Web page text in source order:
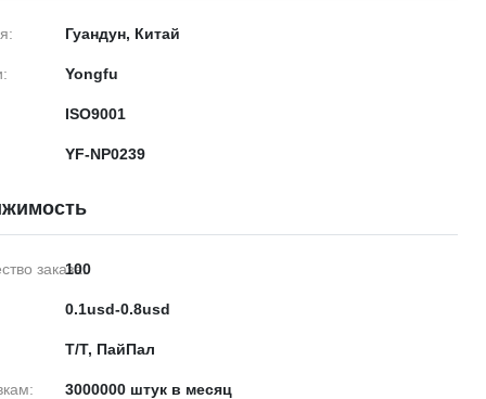
Гуандун, Китай
Yongfu
ISO9001
YF-NP0239
заказа:
100
0.1usd-0.8usd
Т/Т, ПайПал
3000000 штук в месяц